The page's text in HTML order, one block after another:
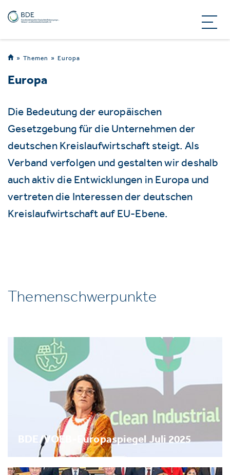
Themen Europa
Europa
Die Bedeutung der europäischen
Gesetzgebung für die Unternehmen der
deutschen Kreislaufwirtschaft steigt. Als
Verband verfolgen und gestalten wir deshalb
auch aktiv die Entwicklungen in Europa und
vertreten die Interessen der deutschen
Kreislaufwirtschaft auf EU-Ebene.
Themenschwerpunkte
BDE/VOEB-Europaspiegel Juli 2025